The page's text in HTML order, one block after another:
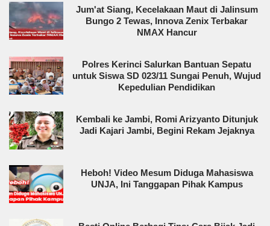
Jum'at Siang, Kecelakaan Maut di Jalinsum
Bungo 2 Tewas, Innova Zenix Terbakar
NMAX Hancur
Polres Kerinci Salurkan Bantuan Sepatu
untuk Siswa SD 023/11 Sungai Penuh, Wujud
Kepedulian Pendidikan
Kembali ke Jambi, Romi Arizyanto Ditunjuk
Jadi Kajari Jambi, Begini Rekam Jejaknya
Heboh! Video Mesum Diduga Mahasiswa
UNJA, Ini Tanggapan Pihak Kampus